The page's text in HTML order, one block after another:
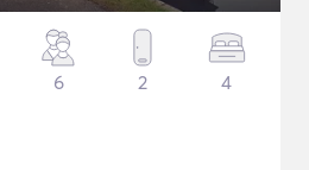
6 2 4